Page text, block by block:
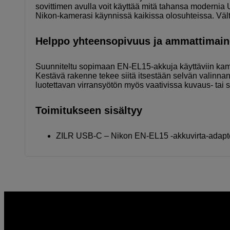
sovittimen avulla voit käyttää mitä tahansa
Nikon-kamerasi käynnissä kaikissa olosuhteissa.
Helppo yhteensopivuus ja
Suunniteltu sopimaan EN-EL15-akkuja käyttäviin
Kestävä rakenne tekee siitä itsestään selvän
luotettavan virransyötön myös vaativissa kuvaus- tai
Toimitukseen sisältyy
ZILR USB-C – Nikon EN-EL15 -akkuvirta-